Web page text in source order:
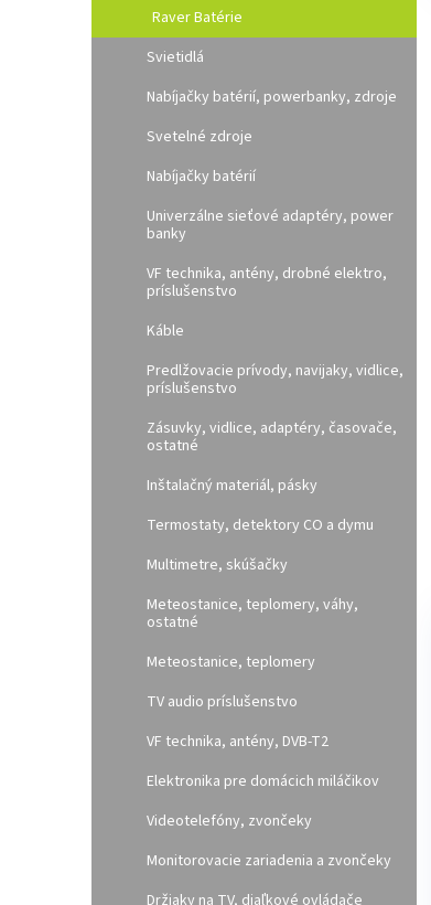
Raver Batérie
Svietidlá
Nabíjačky batérií, powerbanky, zdroje
Svetelné zdroje
Nabíjačky batérií
Univerzálne sieťové adaptéry, power
banky
VF technika, antény, drobné elektro,
príslušenstvo
Káble
Predlžovacie prívody, navijaky, vidlice,
príslušenstvo
Zásuvky, vidlice, adaptéry, časovače,
ostatné
Inštalačný materiál, pásky
Termostaty, detektory CO a dymu
Multimetre, skúšačky
Meteostanice, teplomery, váhy,
ostatné
Meteostanice, teplomery
TV audio príslušenstvo
VF technika, antény, DVB-T2
Elektronika pre domácich miláčikov
Videotelefóny, zvončeky
Monitorovacie zariadenia a zvončeky
Držiaky na TV, diaľkové ovládače